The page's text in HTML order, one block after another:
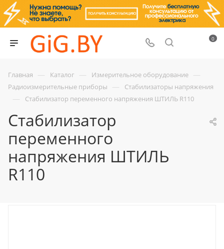
0
Главная — Каталог — Измерительное оборудование —
Радиоизмерительные приборы — Стабилизаторы напряжения
— Стабилизатор переменного напряжения ШТИЛЬ R110
Стабилизатор
переменного
напряжения ШТИЛЬ
R110